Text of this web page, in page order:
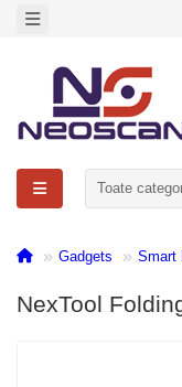
Toate
Gadgets Smart
NexTool